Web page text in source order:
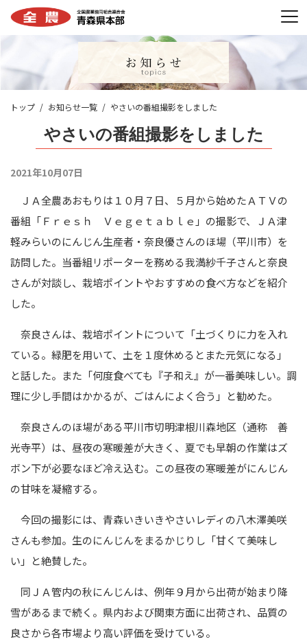
トップ お知らせ一覧 やさいの番組撮影をしました
やさいの番組撮影をしました
2021年10月07日
ＪＡ全農あおもりは１０月７日、５月から始めたＡＴＶの
番組「Ｆｒｅｓｈ Ｖｅｇｅｔａｂｌｅ」の撮影で、ＪＡ津
軽みらいのにんじん生産者・奈良優さんのほ場（平川市）を
訪問した。当番組リポーターを務める我満紗千子さんと奈良
さんが対談し、栽培ポイントやおすすめの食べ方などを紹介
した。
奈良さんは、栽培ポイントについて「土づくりに力を入れ
ている。緑肥を用いて、土を１度休めるとまた元気になる」
と話した。また「何度食べても『子和え』が一番美味しい。調
理に少し手間はかかるが、ごはんによく合う」と勧めた。
奈良さんのほ場がある平川市切明津根川森地区（通称 善
光寺平）は、昼夜の寒暖差が大きく、夏でも早朝の作業はズ
ボン下が必要なほど冷え込む。この昼夜の寒暖差がにんじん
の甘味を凝縮する。
今回の撮影には、青森いきいきやさいレディの八木澤美咲
さんも参加。生のにんじんをまるかじりし「甘くて美味し
い」と絶賛した。
同ＪＡ管内の秋にんじんは、例年９月から出荷が始まり降
雪があるまで続く。県内および関東方面に出荷され、品質の
良さから各市場より高い評価を受けている。